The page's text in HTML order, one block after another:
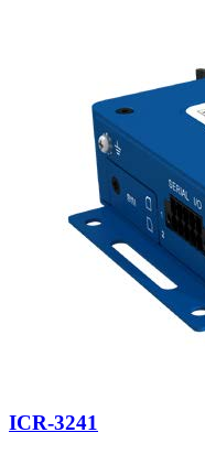
ICR-3241